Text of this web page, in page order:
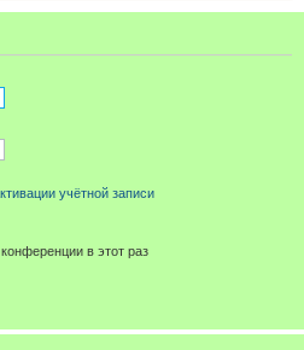
учётной записи
в этот раз